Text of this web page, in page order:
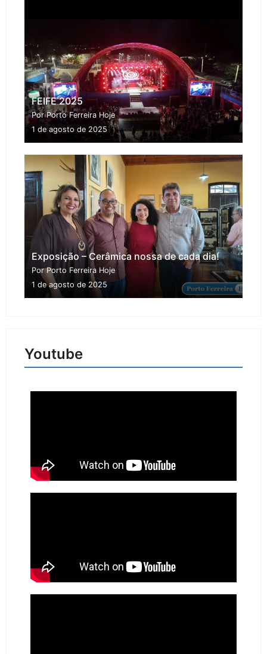
FEIFE 2025
Por Porto Ferreira Hoje
1 de agosto de 2025
Exposição – Cerâmica nossa de cada dia!
Por Porto Ferreira Hoje
1 de agosto de 2025
Youtube